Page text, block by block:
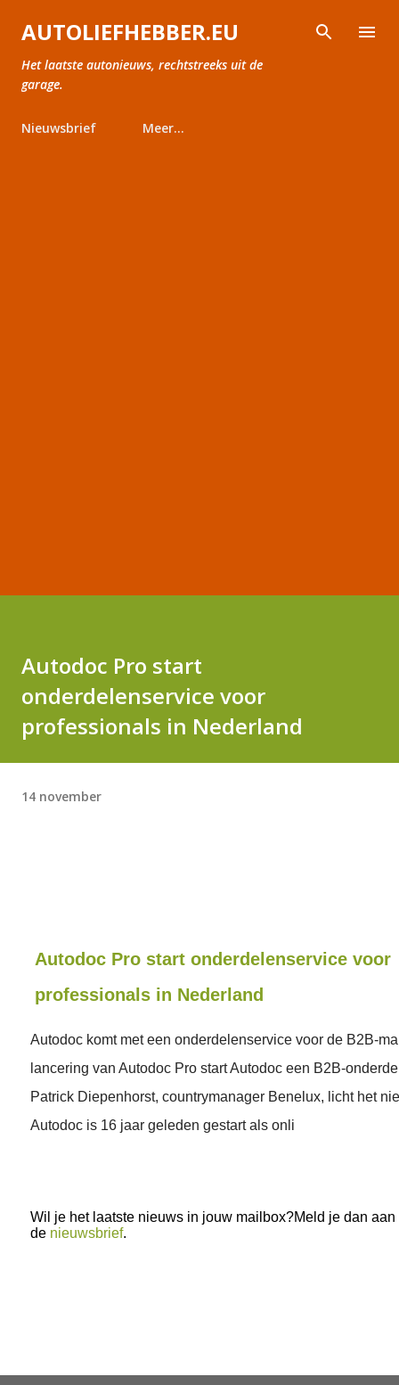
Doorgaan naar hoofdcontent
AUTOLIEFHEBBER.EU
Het laatste autonieuws, rechtstreeks uit de
garage.
Nieuwsbrief Meer…
Autodoc Pro start
onderdelenservice voor
professionals in Nederland
14 november
Autodoc Pro start onderdelenservice voor
professionals in Nederland
Autodoc komt met een onderdelenservice voor de B2B-
lancering van Autodoc Pro start Autodoc een B2B-
Patrick Diepenhorst, countrymanager Benelux, licht het
Autodoc is 16 jaar geleden gestart als onli
Wil je het laatste nieuws in jouw mailbox?Meld je dan aan
de nieuwsbrief.